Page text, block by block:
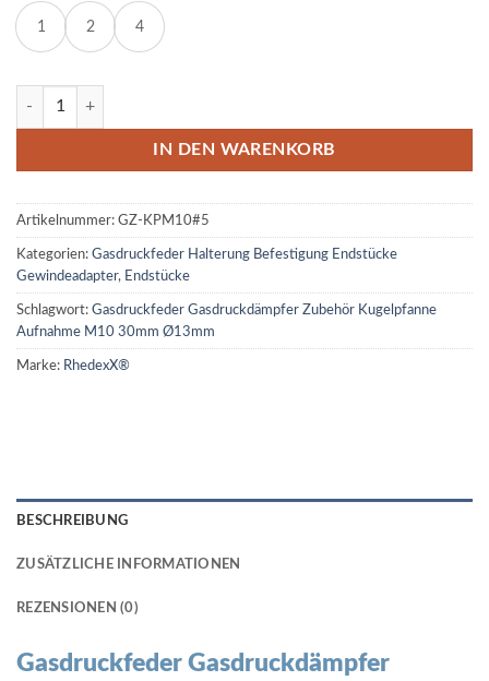
1 2 4
Gasdruckfeder Gasdruckdämpfer Zubehör Kugelpfanne Aufnahme
IN DEN WARENKORB
Artikelnummer: GZ-KPM10#5
Kategorien: Gasdruckfeder Halterung Befestigung Endstücke
Gewindeadapter, Endstücke
Schlagwort: Gasdruckfeder Gasdruckdämpfer Zubehör Kugelpfanne
Aufnahme M10 30mm Ø13mm
Marke: RhedexX®
BESCHREIBUNG
ZUSÄTZLICHE INFORMATIONEN
REZENSIONEN (0)
Gasdruckfeder Gasdruckdämpfer